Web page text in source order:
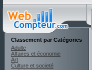
Classement par Catégories
Adulte
Affaires et économie
Art
Culture et societé